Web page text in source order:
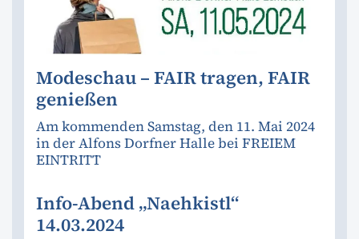
Modeschau – FAIR tragen, FAIR
genießen
Am kommenden Samstag, den 11. Mai 2024
in der Alfons Dorfner Halle bei FREIEM
EINTRITT
Info-Abend „Naehkistl“
14.03.2024